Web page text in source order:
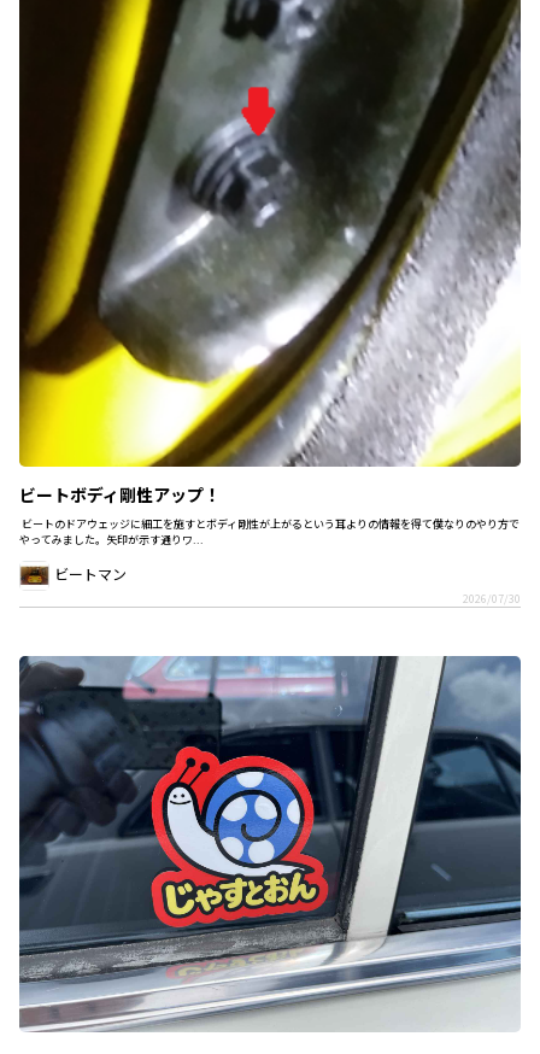
ビートボディ剛性アップ！
ビートのドアウェッジに細工を施すとボディ剛性が上がるという耳よりの情報を得て僕なりのやり方で
やってみました。矢印が示す通りワ...
ビートマン
2026/07/30